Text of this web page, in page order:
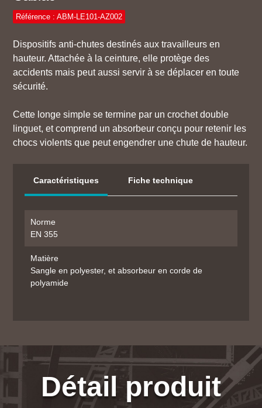
Référence : ABM-LE101-AZ002
Dispositifs anti-chutes destinés aux travailleurs en
hauteur. Attachée à la ceinture, elle protège des
accidents mais peut aussi servir à se déplacer en toute
sécurité.
Cette longe simple se termine par un crochet double
linguet, et comprend un absorbeur conçu pour retenir les
chocs violents que peut engendrer une chute de hauteur.
Caractéristiques Fiche technique
Norme
EN 355
Matière
Sangle en polyester, et absorbeur en corde de
polyamide
Détail produit